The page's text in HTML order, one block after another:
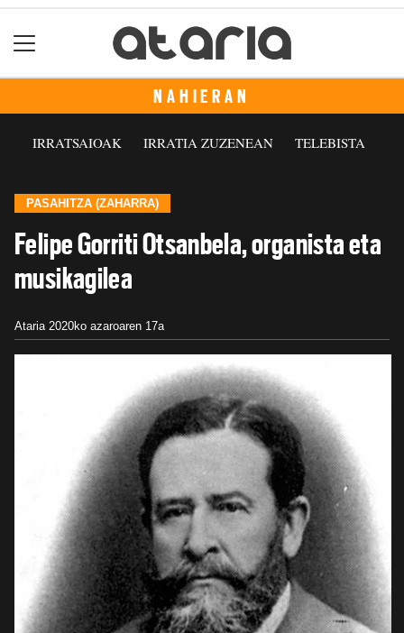
NAHIERAN
IRRATSAIOAK IRRATIA ZUZENEAN TELEBISTA
PASAHITZA (ZAHARRA)
Felipe Gorriti Otsanbela, organista eta
musikagilea
Ataria 2020ko azaroaren 17a